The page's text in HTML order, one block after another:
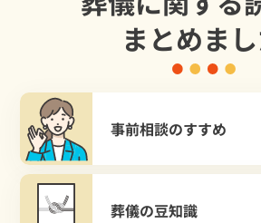
まとめま
事前相談のすすめ
葬儀の豆知識